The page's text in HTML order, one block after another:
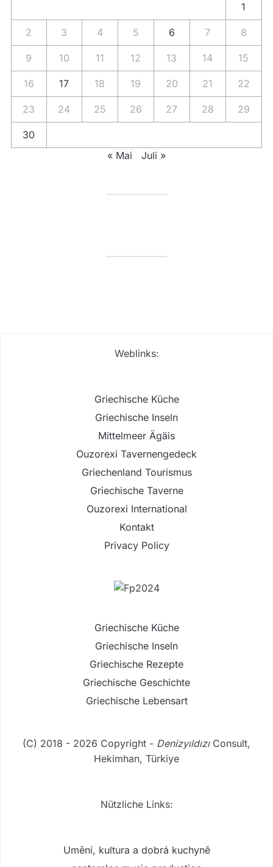
1
2 3 4 5 6 7 8
9 10 11 12 13 14 15
16 17 18 19 20 21 22
23 24 25 26 27 28 29
30
« Mai
Juli »
Weblinks:
Griechische Küche
Griechische Inseln
Mittelmeer Ägäis
Ouzorexi Tavernengedeck
Griechenland Tourismus
Griechische Taverne
Ouzorexi International
Kontakt
Privacy Policy
Griechische Küche
Griechische Inseln
Griechische Rezepte
Griechische Geschichte
Griechische Lebensart
(C) 2018 - 2026 Copyright - DenizyıldızıConsult,
Hekimhan, Türkiye
Nützliche Links:
Umění, kultura a dobrá kuchyně